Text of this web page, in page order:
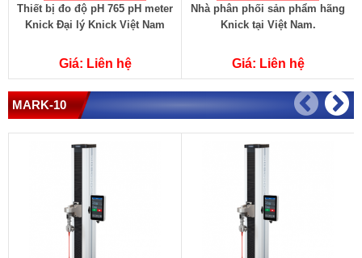
Thiết bị đo độ pH 765 pH meter
Knick Đại lý Knick Việt Nam
Giá: Liên hệ
Nhà phân phối sản phẩm hãng
Knick tại Việt Nam.
Giá: Liên hệ
MARK-10